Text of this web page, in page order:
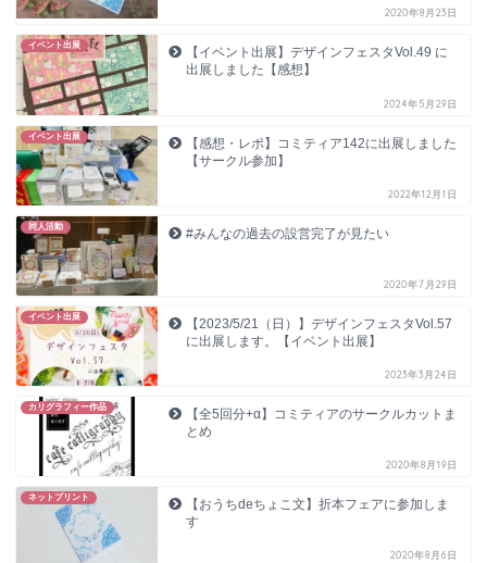
2020年8月23日
イベント出展
【イベント出展】デザインフェスタVol.49 に
出展しました【感想】
2024年5月29日
イベント出展
【感想・レポ】コミティア142に出展しました
【サークル参加】
2022年12月1日
同人活動 #みんなの過去の設営完了が見たい
2020年7月29日
イベント出展
【2023/5/21（日）】デザインフェスタVol.57
に出展します。【イベント出展】
2023年3月24日
カリグラフィー作品
【全5回分+α】コミティアのサークルカットま
とめ
2020年8月19日
ネットプリント
【おうちdeちょこ文】折本フェアに参加しま
す
2020年8月6日